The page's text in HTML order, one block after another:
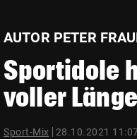
AUTOR PETER
Sportidole
voller Länge
Sport-Mix 28.10.2021 11:07